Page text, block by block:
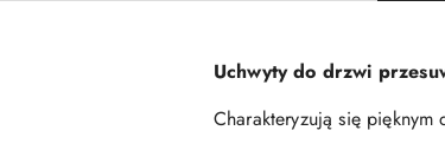
Uchwyty do drzwi
Charakteryzują się